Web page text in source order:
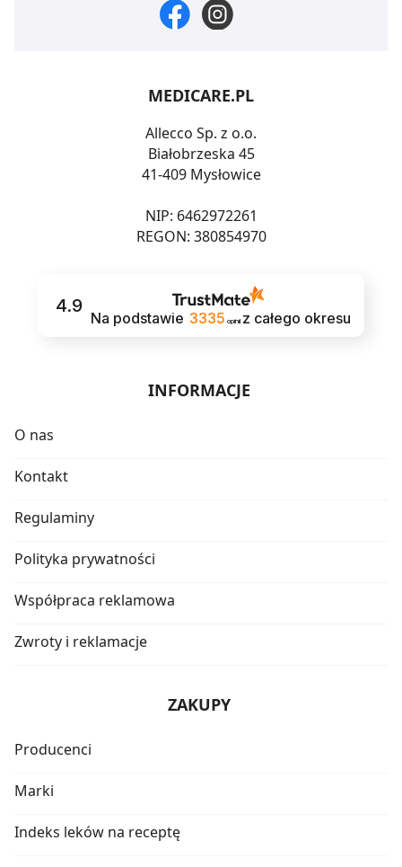
MEDICARE.PL
Allecco Sp. z o.o.
Białobrzeska 45
41-409 Mysłowice
NIP: 6462972261
REGON: 380854970
4.9
Na podstawie 3335 opinii z całego okresu
INFORMACJE
O nas
Kontakt
Regulaminy
Polityka prywatności
Współpraca reklamowa
Zwroty i reklamacje
ZAKUPY
Producenci
Marki
Indeks leków na receptę